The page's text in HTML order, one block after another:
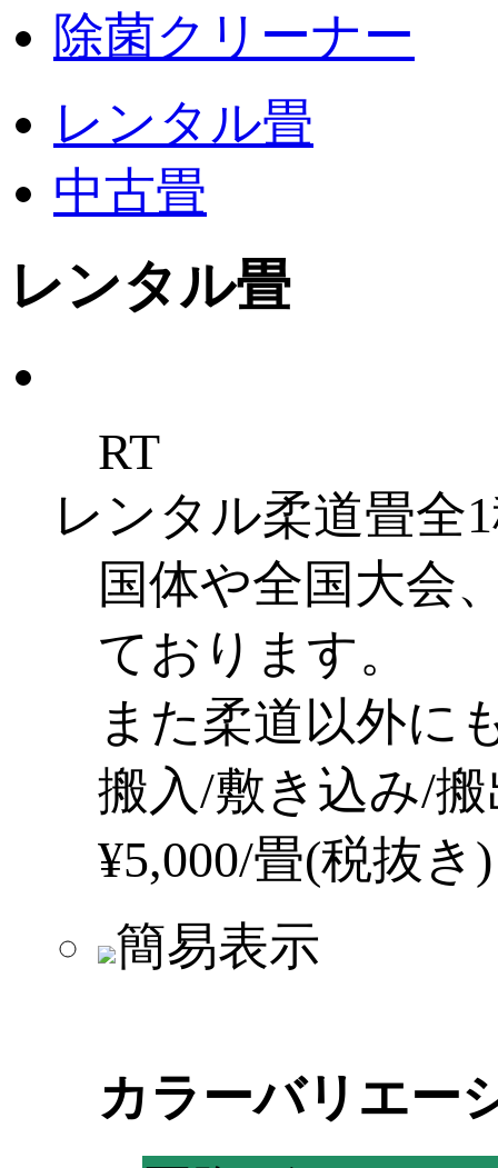
除菌クリーナー
レンタル畳
中古畳
レンタル畳
RT
レンタル柔道畳全
国体や全国大会
ております。
また柔道以外に
搬入/敷き込み/
¥5,000/畳(税抜き)
簡易表示
カラーバリエー